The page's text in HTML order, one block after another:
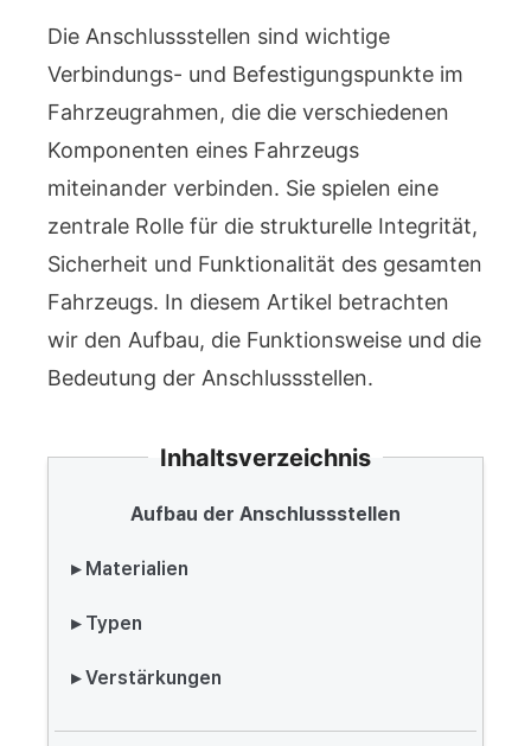
Die Anschlussstellen sind wichtige
Verbindungs- und Befestigungspunkte im
Fahrzeugrahmen, die die verschiedenen
Komponenten eines Fahrzeugs
miteinander verbinden. Sie spielen eine
zentrale Rolle für die strukturelle Integrität,
Sicherheit und Funktionalität des gesamten
Fahrzeugs. In diesem Artikel betrachten
wir den Aufbau, die Funktionsweise und die
Bedeutung der Anschlussstellen.
Inhaltsverzeichnis
Aufbau der Anschlussstellen
▸ Materialien
▸ Typen
▸ Verstärkungen